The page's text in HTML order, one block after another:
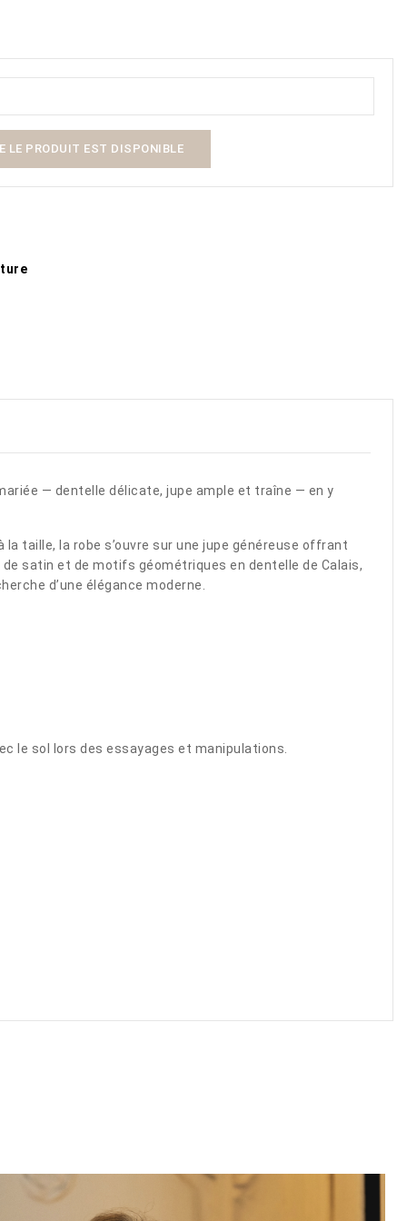
LE PRODUIT EST DISPONIBLE
— dentelle délicate, jupe ample et traîne — en y
taille, la robe s’ouvre sur une jupe généreuse offrant
satin et de motifs géométriques en dentelle de Calais,
d’une élégance moderne.
le sol lors des essayages et manipulations.